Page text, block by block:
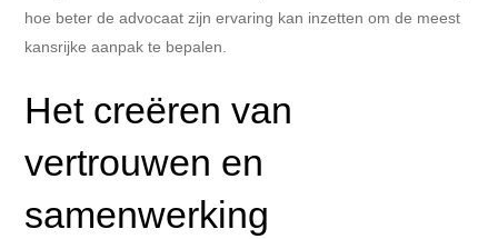
hoe beter de advocaat zijn ervaring kan inzetten om de meest
kansrijke aanpak te bepalen.
Het creëren van
vertrouwen en
samenwerking